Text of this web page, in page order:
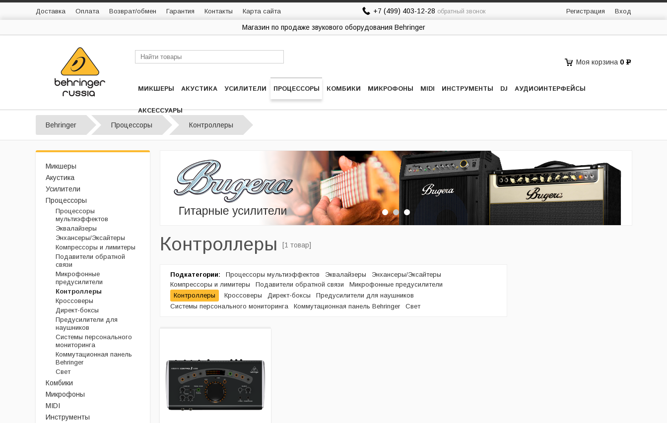
Доставка Оплата Возврат/обмен Гарантия Контакты Карта сайта +7 (499) 403-12-28 обратный звонок Регистрация Вход
Магазин по продаже звукового оборудования Behringer
МИКШЕРЫ АКУСТИКА УСИЛИТЕЛИ ПРОЦЕССОРЫ КОМБИКИ МИКРОФОНЫ MIDI ИНСТРУМЕНТЫ DJ АУДИОИНТЕРФЕЙСЫ
АКСЕССУАРЫ
Моя корзина 0 Р
Behringer Процессоры Контроллеры
Микшеры
Акустика
Усилители
Процессоры
Процессоры
мультиэффектов
Эквалайзеры
Энхансеры/Эксайтеры
Компрессоры и лимитеры
Подавители обратной
связи
Микрофонные
предусилители
Контроллеры
Кроссоверы
Директ-боксы
Предусилители для
наушников
Системы персонального
мониторинга
Коммутационная панель
Behringer
Свет
Комбики
Микрофоны
MIDI
Инструменты
Контроллеры [1 товар]
Подкатегории: Процессоры мультиэффектов Эквалайзеры
Энхансеры/Эксайтеры
Компрессоры и лимитеры
Подавители обратной связи
Микрофонные предусилители
Контроллеры
Кроссоверы Директ-боксы
Предусилители для наушников
Системы персонального мониторинга
Коммутационная панель Behringer Свет